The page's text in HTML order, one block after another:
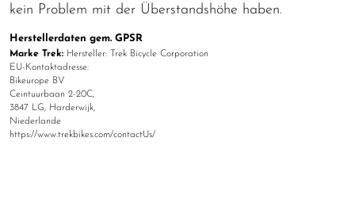
kein Problem mit der Überstandshöhe haben.
Herstellerdaten gem. GPSR
Marke Trek: Hersteller: Trek Bicycle Corporation
EU-Kontaktadresse:
Bikeurope BV
Ceintuurbaan 2-20C,
3847 LG, Harderwijk,
Niederlande
https://www.trekbikes.com/contactUs/